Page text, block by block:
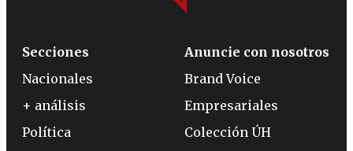
Secciones
Nacionales
+ análisis
Política
Anuncie con nosotros
Brand Voice
Empresariales
Colección ÚH